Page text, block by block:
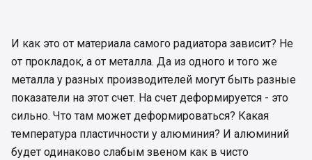
И как это от материала самого радиатора зависит? Не
от прокладок, а от металла. Да из одного и того же
металла у разных производителей могут быть разные
показатели на этот счет. На счет деформируется - это
сильно. Что там может деформироваться? Какая
температура пластичности у алюминия? И алюминий
будет одинаково слабым звеном как в чисто